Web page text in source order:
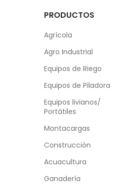
PRODUCTOS
Agrícola
Agro Industrial
Equipos de Riego
Equipos de Piladora
Equipos livianos/
Portátiles
Montacargas
Construcción
Acuacultura
Ganadería